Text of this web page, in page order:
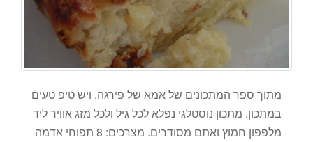
מתוך ספר המתכונים של אמא של פירגה, ויש טיפ טעים
במתכון. מתכון נוסטלגי נפלא לכל גיל ולכל מזג אוויר ליד
מלפפון חמוץ ואתם מסודרים. מצרכים: 8 תפוחי אדמה